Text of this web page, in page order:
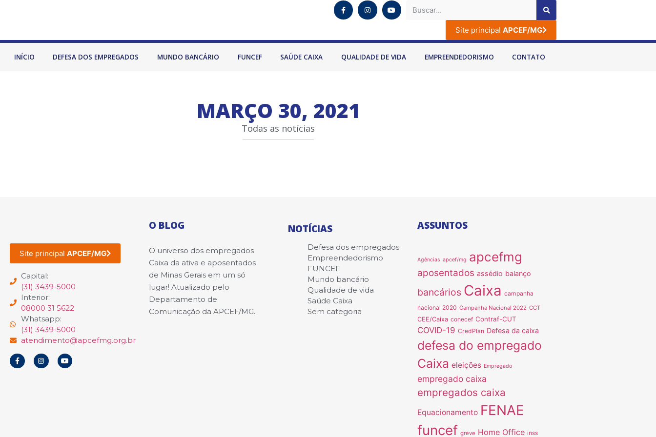
Site principal APCEF/MG
INÍCIO DEFESA DOS EMPREGADOS MUNDO BANCÁRIO FUNCEF SAÚDE CAIXA QUALIDADE DE VIDA EMPREENDEDORISMO CONTATO
MARÇO 30, 2021
Todas as notícias
Site principal APCEF/MG
Capital:
(31) 3439-5000
Interior:
08000 31 5622
Whatsapp:
(31) 3439-5000
atendimento@apcefmg.org.br
O BLOG
O universo dos empregados
Caixa da ativa e aposentados
de Minas Gerais em um só
lugar! Atualizado pelo
Departamento de
Comunicação da APCEF/MG.
NOTÍCIAS
Defesa dos empregados
Empreendedorismo
FUNCEF
Mundo bancário
Qualidade de vida
Saúde Caixa
Sem categoria
ASSUNTOS
Agências apcef/mg apcefmg
aposentados assédio balanço
bancários Caixa campanha
nacional 2020 Campanha Nacional 2022 CCT
CEE/Caixa conecef Contraf-CUT
COVID-19 CredPlan Defesa da caixa
defesa do empregado
Caixa eleições Empregado
empregado caixa
empregados caixa
Equacionamento FENAE
funcef greve Home Office inss